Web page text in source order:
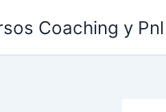
Coaching y Pnl